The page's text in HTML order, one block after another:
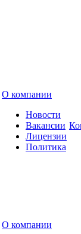
О компании
Новости
Вакансии
Лицензии
Политика
О компании